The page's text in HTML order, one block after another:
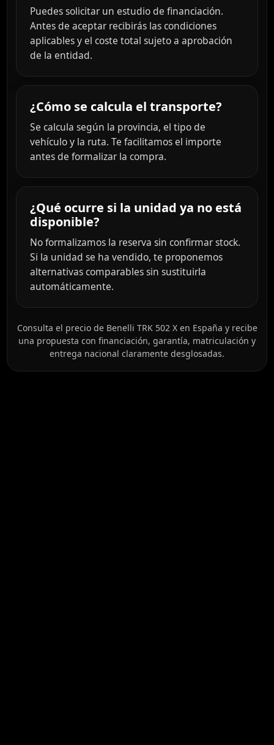
Puedes solicitar un estudio de financiación.
Antes de aceptar recibirás las condiciones
aplicables y el coste total sujeto a aprobación
de la entidad.
¿Cómo se calcula el transporte?
Se calcula según la provincia, el tipo de
vehículo y la ruta. Te facilitamos el importe
antes de formalizar la compra.
¿Qué ocurre si la unidad ya no está
disponible?
No formalizamos la reserva sin confirmar stock.
Si la unidad se ha vendido, te proponemos
alternativas comparables sin sustituirla
automáticamente.
Consulta el precio de Benelli TRK 502 X en España y recibe
una propuesta con financiación, garantía, matriculación y
entrega nacional claramente desglosadas.